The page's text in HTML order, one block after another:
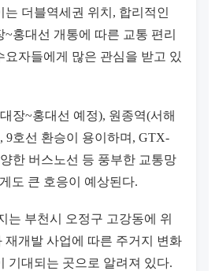
는 더블역세권 위치, 합리적인
홍대선 개통에 따른 교통 편리
요자들에게 많은 관심을 받고 있
장~홍대선 예정), 원종역(서해
9호선 환승이 용이하며, GTX-
한 버스노선 등 풍부한 교통망
도 큰 호응이 예상된다.
는 부천시 오정구 고강동에 위
재개발 사업에 따른 주거지 변화
기대되는 곳으로 알려져 있다.